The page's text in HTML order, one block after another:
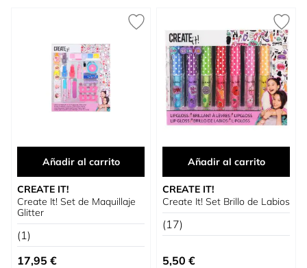
Añadir al carrito
CREATE IT!
Create It! Set de Maquillaje
Glitter
(1)
17,95 €
Añadir al carrito
CREATE IT!
Create It! Set Brillo de Labios
(17)
5,50 €